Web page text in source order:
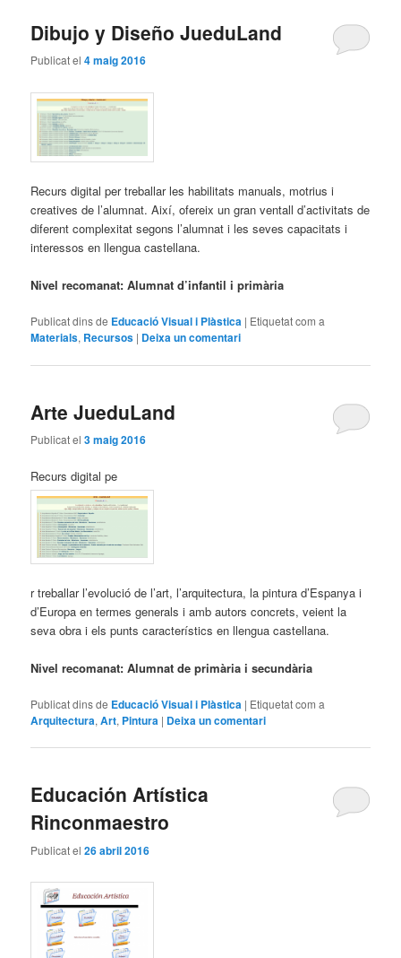
Dibujo y Diseño JueduLand
Publicat el4 maig 2016
Recurs digital per treballar les habilitats manuals, motrius i
creatives de l’alumnat. Així, ofereix un gran ventall d’activitats de
diferent complexitat segons l’alumnat i les seves capacitats i
interessos en llengua castellana.
Nivel recomanat: Alumnat d’infantil i primària
Publicat dins de Educació Visual i Plàstica | Etiquetat com a
Materials, Recursos | Deixa un comentari
Arte JueduLand
Publicat el3 maig 2016
Recurs digital pe
r treballar l’evolució de l’art, l’arquitectura, la pintura d’Espanya i
d’Europa en termes generals i amb autors concrets, veient la
seva obra i els punts característics en llengua castellana.
Nivel recomanat: Alumnat de primària i secundària
Publicat dins de Educació Visual i Plàstica | Etiquetat com a
Arquitectura,Art, Pintura | Deixa un comentari
Educación Artística
Rinconmaestro
Publicat el26 abril 2016